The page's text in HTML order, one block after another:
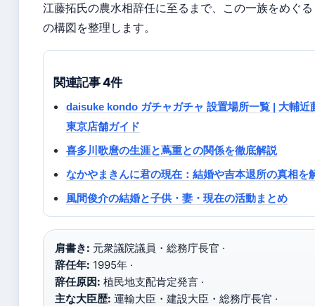
江藤拓氏の農水相辞任に至るまで、この一族をめぐ
の構図を整理します。
関連記事 4件
daisuke kondo ガチャガチャ 設置場所一覧 | 大輔近
東京店舗ガイド
喜多川歌麿の生涯と蔦重との関係を徹底解説
なかやまきんに君の現在：結婚や吉本退所の真相を
風間俊介の結婚と子供・妻・現在の活動まとめ
肩書き: 元衆議院議員・総務庁長官 ·
辞任年: 1995年 ·
辞任原因: 植民地支配肯定発言 ·
主な大臣歴: 運輸大臣・建設大臣・総務庁長官 ·